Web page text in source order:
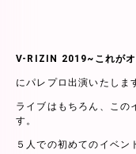
V-RIZIN 2019~これが
にパレプロ出演いたしま
ライブはもちろん、この
す。
５人での初めてのイベン